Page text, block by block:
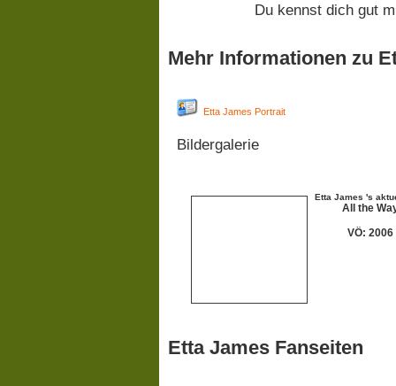
Du kennst dich gut
Mehr Informationen zu
Etta James Portrait
Bildergalerie
Etta James 's
All the
VÖ: 2006
Etta James Fanseiten